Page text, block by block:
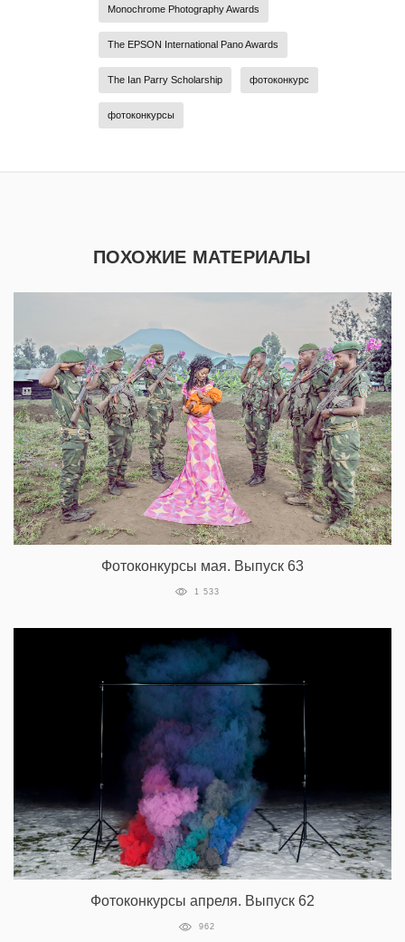
Monochrome Photography Awards
The EPSON International Pano Awards
The Ian Parry Scholarship фотоконкурс
фотоконкурсы
ПОХОЖИЕ МАТЕРИАЛЫ
Фотоконкурсы мая. Выпуск 63
1 533
Фотоконкурсы апреля. Выпуск 62
962